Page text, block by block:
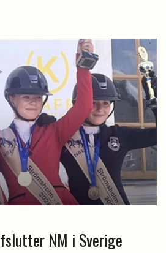
NM i Sverige